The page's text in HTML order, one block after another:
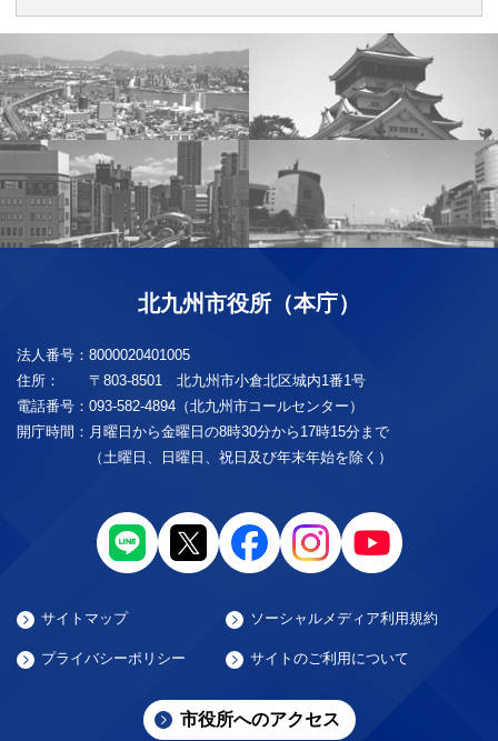
北九州市役所（本庁）
法人番号： 8000020401005
住所：
〒803-8501 北九州市小倉北区城内1番1号
電話番号： 093-582-4894（北九州市コールセンター）
開庁時間： 月曜日から金曜日の8時30分から17時15分まで
（土曜日、日曜日、祝日及び年末年始を除く）
サイトマップ ソーシャルメディア利用規約
プライバシーポリシー サイトのご利用について
市役所へのアクセス